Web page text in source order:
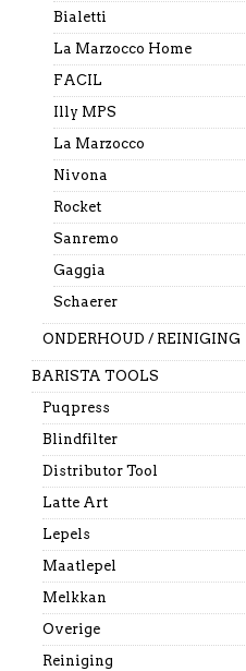
Bialetti
La Marzocco Home
FACIL
Illy MPS
La Marzocco
Nivona
Rocket
Sanremo
Gaggia
Schaerer
ONDERHOUD / REINIGING
BARISTA TOOLS
Puqpress
Blindfilter
Distributor Tool
Latte Art
Lepels
Maatlepel
Melkkan
Overige
Reiniging